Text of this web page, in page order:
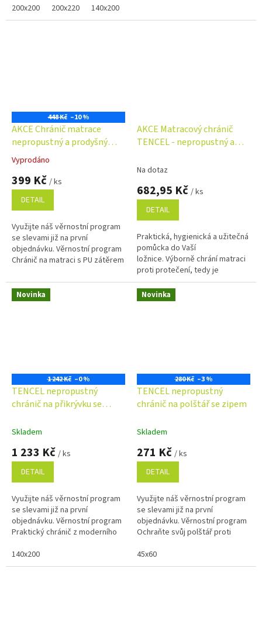
mechanickému poškození....
200x200 200x220 140x200
448 Kč –10 %
AKCE Chránič matrace
nepropustný a prodyšný
PU+froté
Průměrné
hodnocení
produktu
5,0
5
hvězdiček.
Vyprodáno
399 Kč / ks
DETAIL
Využijte náš věrnostní program
se slevami již na první
objednávku. Věrnostní program
Chránič na matraci s PU zátěrem
prodyšný (...
AKCE Matracový chránič
TENCEL - nepropustný a
Na dotaz
682,95 Kč / ks
DETAIL
Praktická, hygienická a užitečná
pomůcka do Vaší
ložnice. Výborně chrání matraci
proti protečení, tedy je
NEPROPUSTNÝ a mechanickému
poškození, tím prodlužuje její...
Novinka
1 242 Kč –0 %
TENCEL nepropustný
chránič na přikrývku se
Skladem
1 233 Kč / ks
DETAIL
Využijte náš věrnostní program
se slevami již na první
objednávku. Věrnostní program
Praktický chránič z moderního
ochrání přikrývku před...
140x200
Novinka
280 Kč –3 %
TENCEL nepropustný
chránič na polštář se zipem
Skladem
271 Kč / ks
DETAIL
Využijte náš věrnostní program
se slevami již na první
objednávku. Věrnostní program
Ochraňte svůj polštář proti
a prodlužte jeho životnost....
45x60